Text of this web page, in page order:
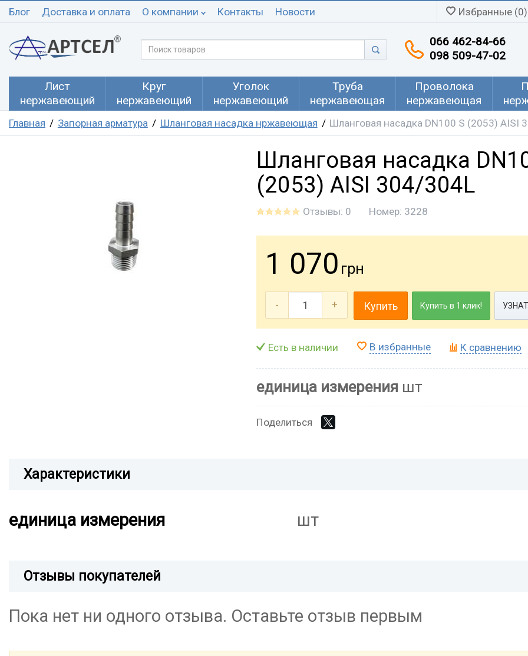
Блог Доставка и оплата О компании Контакты Новости Избранные (0)
066 462-84-66
098 509-47-02
Лист
нержавеющий
Круг
нержавеющий
Уголок
нержавеющий
Труба
нержавеющая
Проволока
нержавеющая
Главная Запорная арматура Шланговая насадка нржавеющая Шланговая насадка DN100 S (2053) AISI
Шланговая насадка
(2053) AISI 304/304L
Отзывы: 0 Номер: 3228
1 070 грн
- + Купить Купить в 1 клик!
Есть в наличии В избранные К сравнению
единица измерения шт
Поделиться
Характеристики
единица измерения шт
Отзывы покупателей
Пока нет ни одного отзыва. Оставьте отзыв первым